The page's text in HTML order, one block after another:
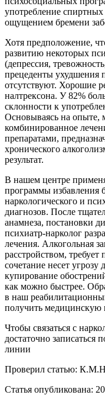
употребление
ощущением бремени
Хотя предположение,
развитию некоторых
(депрессия,
прецеденты ухудшения
отсутствуют. Хорошие
налтрексона. У 82%
склонности к
Основываясь на опыте,
комбинированное
препаратами,
хронического
результат.
В нашем центре
программы избавления
наркологического и
диагнозов. После
анамнеза, постановки
психиатр-нарколог
лечения. Алкогольная
расстройством,
сочетание несет
купирование
как можно быстрее.
в наш
получить медицинскую
Чтобы связаться с
достаточно записаться
линии
Проверил статью:
Статья опубликована: